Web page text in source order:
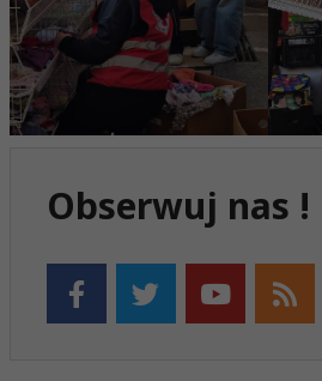
Obserwuj nas !